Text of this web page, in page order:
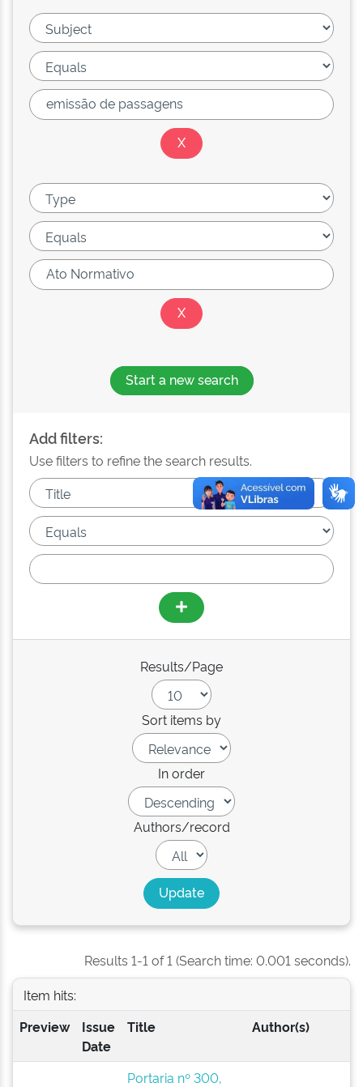
Start a new search
Add filters:
Use filters to refine the search results.
Results/Page
Sort items by
In order
Authors/record
Results 1-1 of 1 (Search time: 0.001 seconds).
Item hits:
Preview
Issue
Date
Title Author(s)
Portaria nº 300,